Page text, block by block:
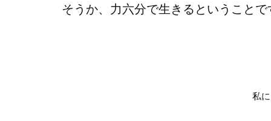
そうか、力六分で生きるということで
私